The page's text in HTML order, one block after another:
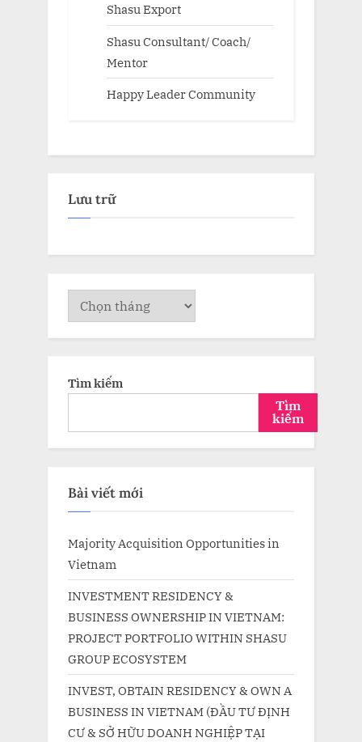
Shasu Export
Shasu Consultant/ Coach/
Mentor
Happy Leader Community
Lưu trữ
Lưu
trữ
Tìm kiếm
Tìm
kiếm
Bài viết mới
Majority Acquisition Opportunities in
Vietnam
INVESTMENT RESIDENCY &
BUSINESS OWNERSHIP IN VIETNAM:
PROJECT PORTFOLIO WITHIN SHASU
GROUP ECOSYSTEM
INVEST, OBTAIN RESIDENCY & OWN A
BUSINESS IN VIETNAM (ĐẦU TƯ ĐỊNH
CƯ & SỞ HỮU DOANH NGHIỆP TẠI